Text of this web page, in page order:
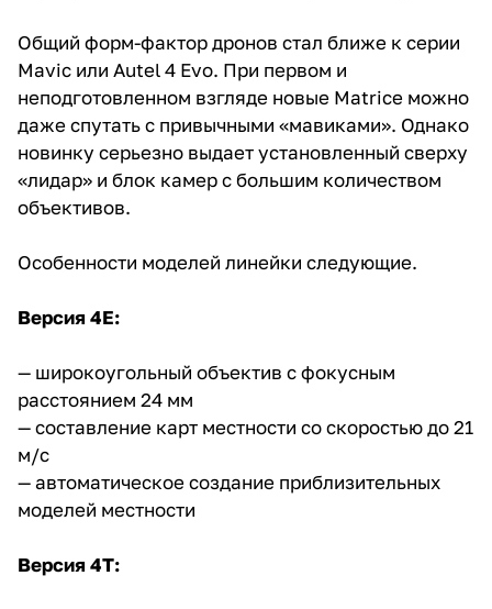
Общий форм-фактор дронов стал ближе к серии
Mavic или Autel 4 Evo. При первом и
неподготовленном взгляде новые Matrice можно
даже спутать с привычными «мавиками». Однако
новинку серьезно выдает установленный сверху
«лидар» и блок камер с большим количеством
объективов.
Особенности моделей линейки следующие.
Версия 4E:
— широкоугольный объектив с фокусным
расстоянием 24 мм
— составление карт местности со скоростью до 21
м/с
— автоматическое создание приблизительных
моделей местности
Версия 4T: